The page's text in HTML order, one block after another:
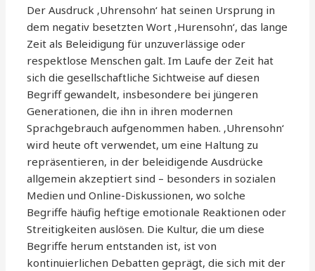
Der Ausdruck ‚Uhrensohn‘ hat seinen Ursprung in
dem negativ besetzten Wort ‚Hurensohn‘, das lange
Zeit als Beleidigung für unzuverlässige oder
respektlose Menschen galt. Im Laufe der Zeit hat
sich die gesellschaftliche Sichtweise auf diesen
Begriff gewandelt, insbesondere bei jüngeren
Generationen, die ihn in ihren modernen
Sprachgebrauch aufgenommen haben. ‚Uhrensohn‘
wird heute oft verwendet, um eine Haltung zu
repräsentieren, in der beleidigende Ausdrücke
allgemein akzeptiert sind – besonders in sozialen
Medien und Online-Diskussionen, wo solche
Begriffe häufig heftige emotionale Reaktionen oder
Streitigkeiten auslösen. Die Kultur, die um diese
Begriffe herum entstanden ist, ist von
kontinuierlichen Debatten geprägt, die sich mit der